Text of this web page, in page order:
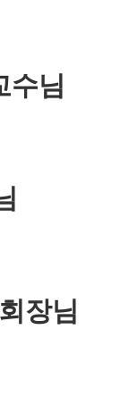
수님
장님